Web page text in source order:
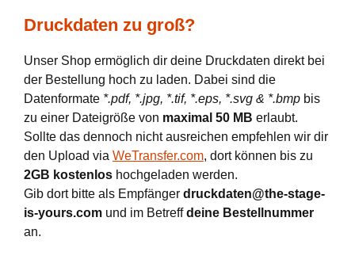
Druckdaten zu groß?
Unser Shop ermöglich dir deine Druckdaten direkt bei
der Bestellung hoch zu laden. Dabei sind die
Datenformate *.pdf, *.jpg, *.tif, *.eps, *.svg & *.bmp bis
zu einer Dateigröße von maximal 50 MB erlaubt.
Sollte das dennoch nicht ausreichen empfehlen wir dir
den Upload via WeTransfer.com, dort können bis zu
2GB kostenlos hochgeladen werden.
Gib dort bitte als Empfänger druckdaten@the-stage-
is-yours.com und im Betreffdeine Bestellnummer
an.